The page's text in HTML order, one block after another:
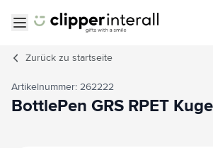
Zurück zu startseite
Artikelnummer: 262222
BottlePen GRS RPET